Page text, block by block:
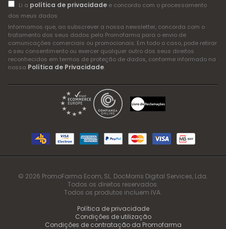
Li a política de privacidadee concordo com o processamento
dos meus dados
Informamos que, ao subscrever a nossa newsletter, concorda com o
tratamento dos seus dados pela Promofarma para o envio de
comunicações comerciais ou promocionais. Em todo o caso, pode retirar
o seu consentimento ou exercer qualquer outro dos seus direitos
reconhecidos em termos de proteção de dados, conforme informado na
nossa Política de Privacidade.
© 2026 PromoFarma Ecom, SL. DocMorris Digital Services, Lda.
Todos os direitos reservados.
Todos os produtos incluem IVA.
Política de privacidade
Condições de utilização
Condições de contratação da Promofarma